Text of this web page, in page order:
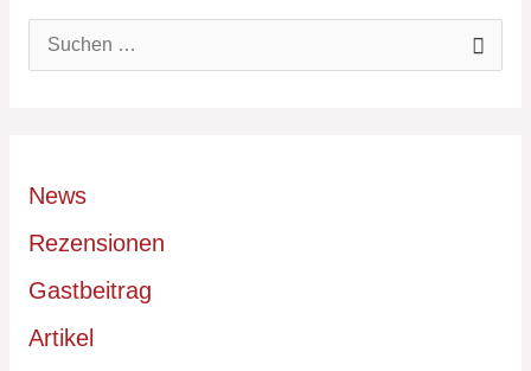
e
n
c
News
Rezensionen
Gastbeitrag
Artikel